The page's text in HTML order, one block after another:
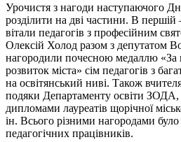
Урочистя з нагоди наступаючого
розділити на дві частини. В першій
вітали педагогів з професійним
Олексій Холод разом з депутатом
нагородили почесною медаллю «За
розвиток міста» сім педагогів з
на освітянський ниві. Також
подяки Департаменту освіти ЗОДА,
дипломами лауреатів щорічної
ін. Всього різними нагородами було
педагогічних працівників.